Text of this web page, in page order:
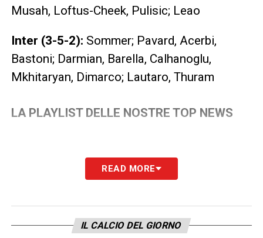
Musah, Loftus-Cheek, Pulisic; Leao
Inter (3-5-2): Sommer; Pavard, Acerbi,
Bastoni; Darmian, Barella, Calhanoglu,
Mkhitaryan, Dimarco; Lautaro, Thuram
LA PLAYLIST DELLE NOSTRE TOP NEWS
READ MORE
IL CALCIO DEL GIORNO